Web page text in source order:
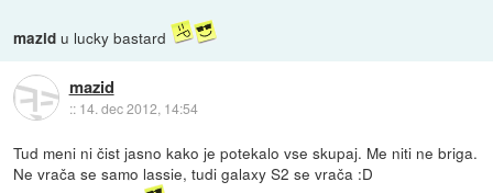
mazid u lucky bastard
mazid
:: 14. dec 2012, 14:54
Tud meni ni čist jasno kako je potekalo vse skupaj. Me niti ne briga.
Ne vrača se samo lassie, tudi galaxy S2 se vrača :D